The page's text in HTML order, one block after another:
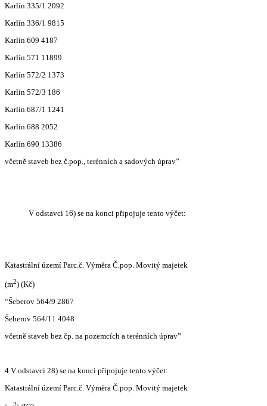
Karlín 335/1 2092
Karlín 336/1 9815
Karlín 609 4187
Karlín 571 11899
Karlín 572/2 1373
Karlín 572/3 186
Karlín 687/1 1241
Karlín 688 2052
Karlín 690 13386
včetně staveb bez č.pop., terénních a sadových úprav”
V odstavci 16) se na konci připojuje tento výčet:
Katastrální území Parc.č. Výměra Č.pop. Movitý majetek
(m2) (Kč)
“Šeberov 564/9 2867
Šeberov 564/11 4048
včetně staveb bez čp. na pozemcích a terénních úprav”
4.V odstavci 28) se na konci připojuje tento výčet:
Katastrální území Parc.č. Výměra Č.pop. Movitý majetek
2